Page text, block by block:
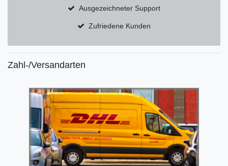
Ausgezeichneter Support
Zufriedene Kunden
Zahl-/Versandarten